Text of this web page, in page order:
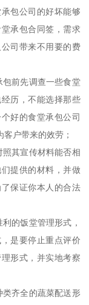
包公司的好坏能够
承包合同签，需求
司带来不用要的费
前先调查一些食堂
历，不能选择那些
好的食堂承包公司
户带来的效劳；
其宣传材料能否相
提供的材料，并做
保证你本人的合法
的饭堂管理形式，
是要停止重点评价
形式，并实地考察
齐全的蔬菜配送形